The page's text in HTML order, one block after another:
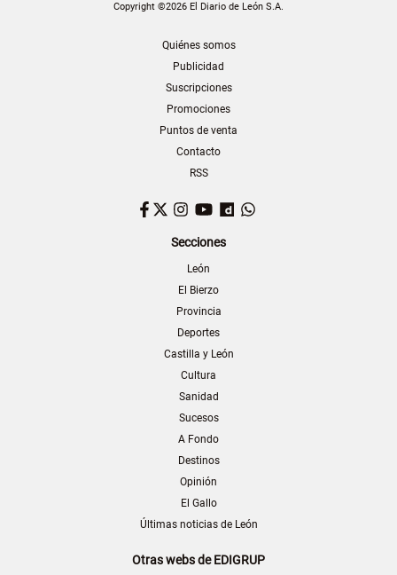
Copyright ©2026 El Diario de León S.A.
Quiénes somos
Publicidad
Suscripciones
Promociones
Puntos de venta
Contacto
RSS
Facebook
TwitterInstagram
YouTubeDailymotion
Secciones
León
El Bierzo
Provincia
Deportes
Castilla y León
Cultura
Sanidad
Sucesos
A Fondo
Destinos
Opinión
El Gallo
Últimas noticias de León
Otras webs de EDIGRUP